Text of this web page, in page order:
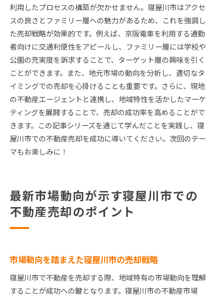
利用したプロセスの構築が欠かせません。寝屋川市はアクセ
スの良さとファミリー層への魅力があるため、これを強調し
た売却戦略が効果的です。例えば、京阪電車を利用する通勤
者向けに交通利便性をアピールし、ファミリー層には学校や
公園の充実度を訴求することで、ターゲット層の興味を引く
ことができます。また、地元市場の動向を分析し、適切なタ
イミングでの売却を心掛けることも重要です。さらに、現地
の不動産エージェントと連携し、地域特性を活かしたマーケ
ティングを展開することで、売却の成功率を高めることがで
きます。この記事シリーズを通じて学んだことを実践し、寝
屋川市での不動産売却を成功に導いてください。次回のテー
マもお楽しみに！
最新市場動向が示す寝屋川市での
不動産売却のポイント
市場動向を踏まえた寝屋川市の売却戦略
寝屋川市で不動産を売却する際、地域特有の市場動向を理解
することが成功への鍵となります。寝屋川市の不動産市場